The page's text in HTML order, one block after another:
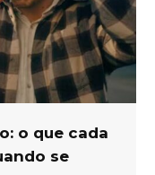
o que cada
se